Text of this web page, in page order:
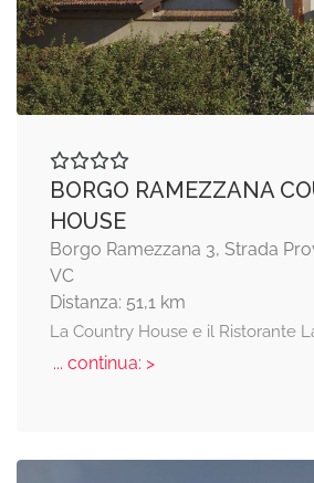
BORGO RAMEZZANA
HOUSE
Borgo Ramezzana 3, Strada
VC
Distanza: 51,1 km
La Country House e il Ristorante
... continua: >